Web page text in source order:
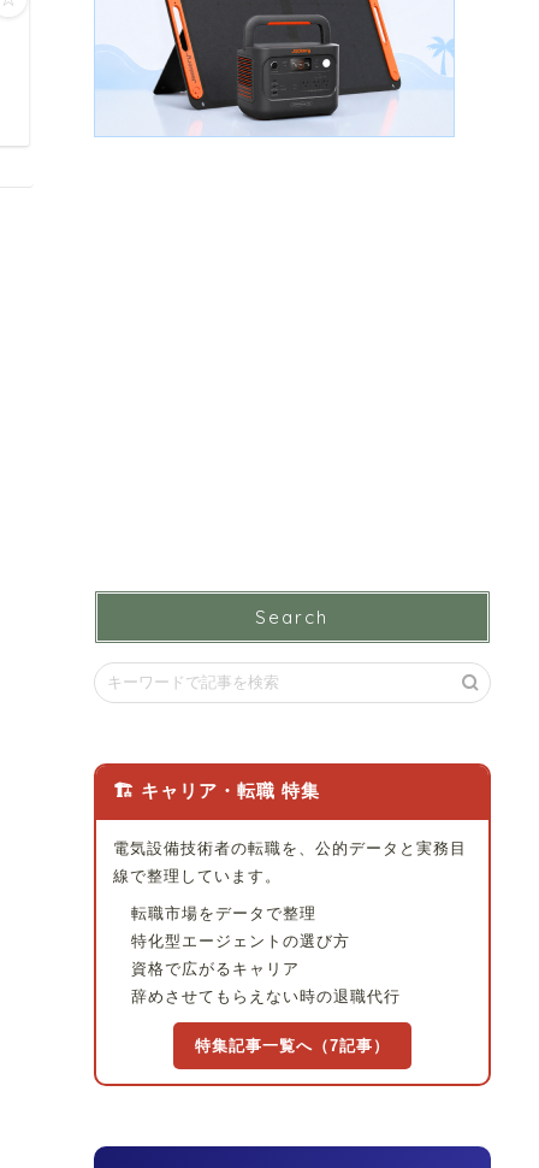
Search
🏗 キャリア・転職 特集
電気設備技術者の転職を、公的データと実務目
線で整理しています。
転職市場をデータで整理
特化型エージェントの選び方
資格で広がるキャリア
辞めさせてもらえない時の退職代行
特集記事一覧へ（7記事）